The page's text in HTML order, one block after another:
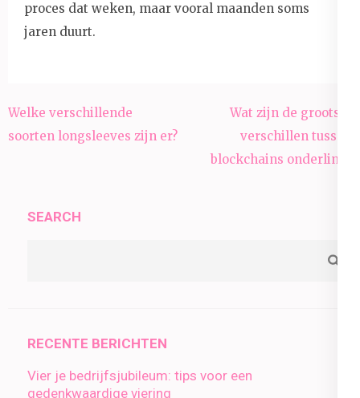
proces dat weken, maar vooral maanden soms
jaren duurt.
Post
navigation
Welke verschillende
soorten longsleeves zijn er?
Wat zijn de grootste
verschillen tussen
blockchains onderling?
SEARCH
RECENTE BERICHTEN
Vier je bedrijfsjubileum: tips voor een
gedenkwaardige viering